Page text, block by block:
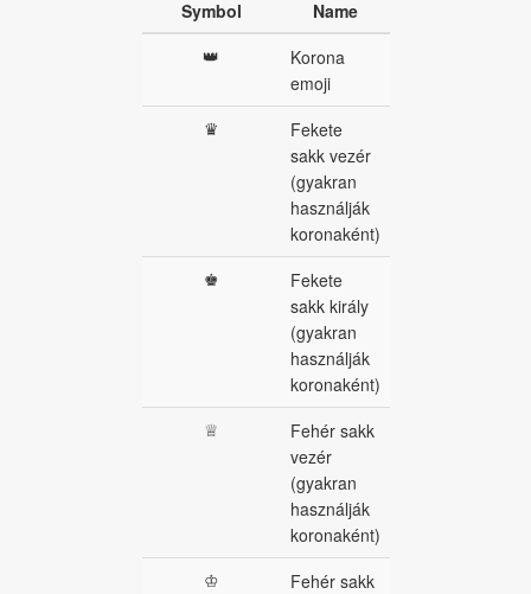
Symbol
Name
👑
Korona
emoji
♛
Fekete
sakk vezér
(gyakran
használják
koronaként)
♚
Fekete
sakk király
(gyakran
használják
koronaként)
♕
Fehér sakk
vezér
(gyakran
használják
koronaként)
♔
Fehér sakk